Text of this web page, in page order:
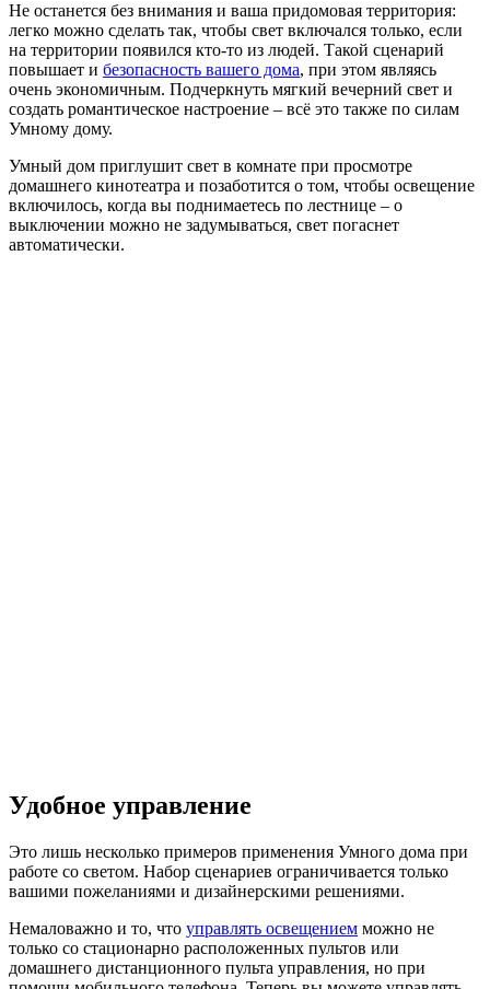
Не останется без внимания и ваша придомовая территория:
легко можно сделать так, чтобы свет включался только, если
на территории появился кто-то из людей. Такой сценарий
повышает и безопасность вашего дома, при этом являясь
очень экономичным. Подчеркнуть мягкий вечерний свет и
создать романтическое настроение – всё это также по силам
Умному дому.
Умный дом приглушит свет в комнате при просмотре
домашнего кинотеатра и позаботится о том, чтобы освещение
включилось, когда вы поднимаетесь по лестнице – о
выключении можно не задумываться, свет погаснет
автоматически.
Удобное управление
Это лишь несколько примеров применения Умного дома при
работе со светом. Набор сценариев ограничивается только
вашими пожеланиями и дизайнерскими решениями.
Немаловажно и то, что управлять освещением можно не
только со стационарно расположенных пультов или
домашнего дистанционного пульта управления, но при